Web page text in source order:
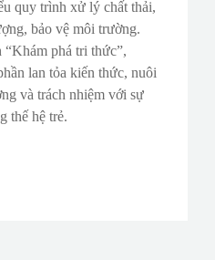
quy trình xử lý chất thải,
bảo vệ môi trường.
phá tri thức”,
lan tỏa kiến thức, nuôi
và trách nhiệm với sự
thế hệ trẻ.